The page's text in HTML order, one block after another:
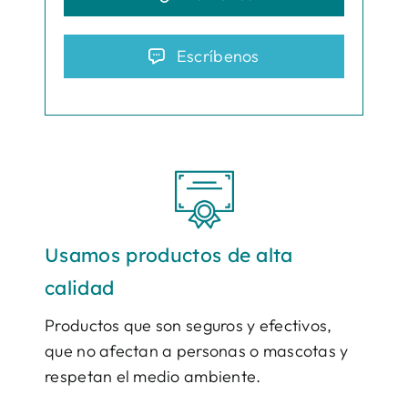
Escríbenos
Usamos productos de alta
calidad
Productos que son seguros y efectivos,
que no afectan a personas o mascotas y
respetan el medio ambiente.